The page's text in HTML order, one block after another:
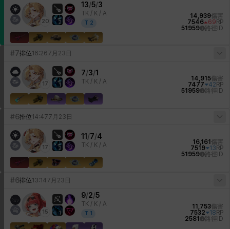
20 2
13/5/3
TK / K / A
T 2
14,939傷害
7546
69 RP
51959
路徑ID
#7排位16:267月23日
17 1
7/3/1
TK / K / A 14,915傷害
7477
42 RP
51959
路徑ID
#6排位14:477月23日
17 2
11 /7/4
TK / K / A 16,161 傷害
7519
13 RP
51959
路徑ID
#6排位13:147月23日
15 1
9/2/5
TK / K / A
T 1
11,753傷害
7532
18 RP
2581
路徑ID